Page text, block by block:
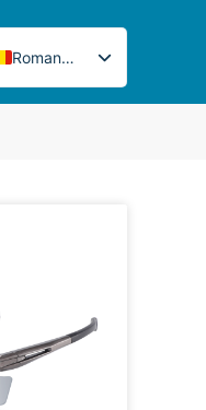
Romanian
English
Portuguese
Russian